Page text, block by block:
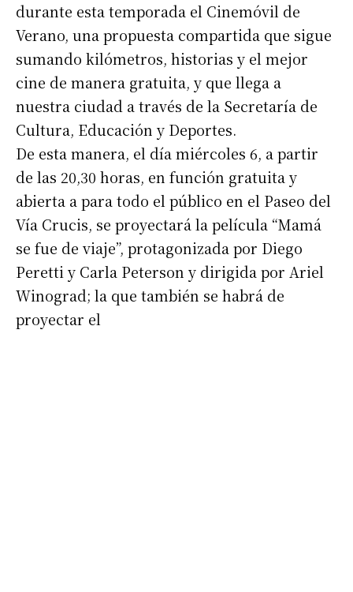
durante esta temporada el Cinemóvil de
Verano, una propuesta compartida que sigue
sumando kilómetros, historias y el mejor
cine de manera gratuita, y que llega a
nuestra ciudad a través de la Secretaría de
Cultura, Educación y Deportes.
De esta manera, el día miércoles 6, a partir
de las 20,30 horas, en función gratuita y
abierta a para todo el público en el Paseo del
Vía Crucis, se proyectará la película “Mamá
se fue de viaje”, protagonizada por Diego
Peretti y Carla Peterson y dirigida por Ariel
Winograd; la que también se habrá de
proyectar el